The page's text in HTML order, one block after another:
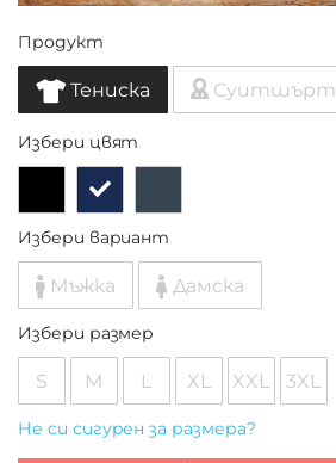
Продукт
Тениска Суитшърт
Избери цвят
Избери вариант
Мъжка Дамска
Избери размер
S M L XL XXL 3XL
Не си сигурен за размера?